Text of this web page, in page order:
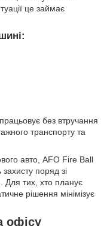
це займає
без втручання
транспорту та
авто, AFO Fire Ball
поряд зі
Для тих, хто планує
рішення мінімізує
офісу